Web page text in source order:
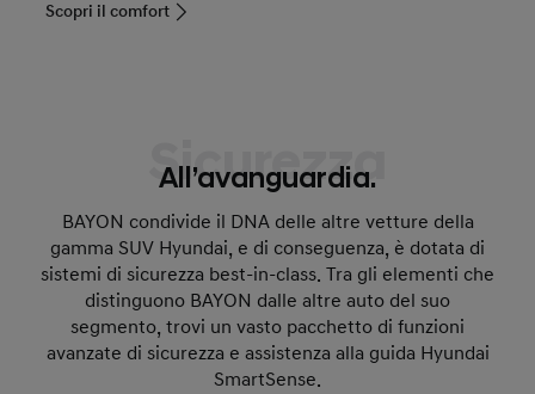
Scopri il comfort
Sicurezza
All’avanguardia.
BAYON condivide il DNA delle altre vetture della
gamma SUV Hyundai, e di conseguenza, è dotata di
sistemi di sicurezza best-in-class. Tra gli elementi che
distinguono BAYON dalle altre auto del suo
segmento, trovi un vasto pacchetto di funzioni
avanzate di sicurezza e assistenza alla guida Hyundai
SmartSense.